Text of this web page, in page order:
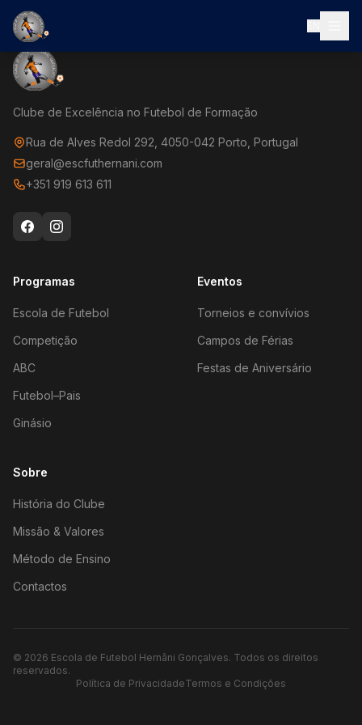
Clube de Excelência no Futebol de Formação
Rua de Alves Redol 292, 4050-042 Porto, Portugal
geral@escfuthernani.com
+351 919 613 611
Programas
Escola de Futebol
Competição
ABC
Futebol–Pais
Ginásio
Eventos
Torneios e convívios
Campos de Férias
Festas de Aniversário
Sobre
História do Clube
Missão & Valores
Método de Ensino
Contactos
© 2026 Escola de Futebol Hernâni Gonçalves. Todos os direitos
reservados.
Política de PrivacidadeTermos e Condições